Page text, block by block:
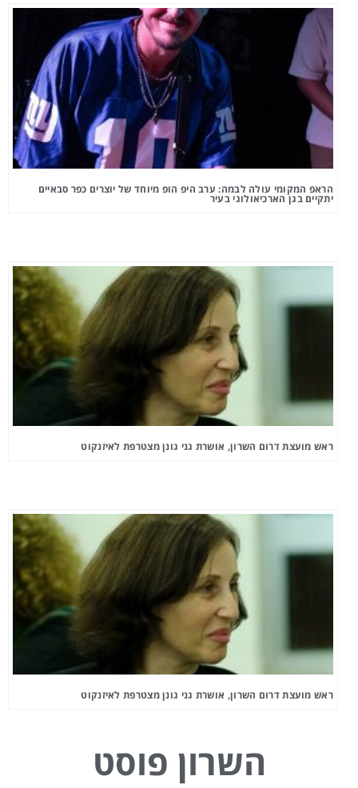
הראפ המקומי עולה לבמה: ערב היפ הופ מיוחד של יוצרים כפר סבאיים
יתקיים בגן הארכיאולוגי בעיר
ראש מועצת דרום השרון, אושרת גני גונן מצטרפת לאיזנקוט
ראש מועצת דרום השרון, אושרת גני גונן מצטרפת לאיזנקוט
השרון פוסט